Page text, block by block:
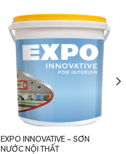
EXPO INNOVATIVE – SƠN
NƯỚC NỘI THẤT